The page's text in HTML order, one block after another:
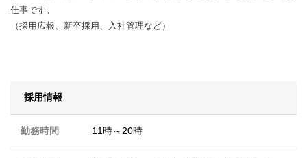
仕事です。
（採用広報、新卒採用、入社管理など）
採用情報
勤務時間 11時～20時